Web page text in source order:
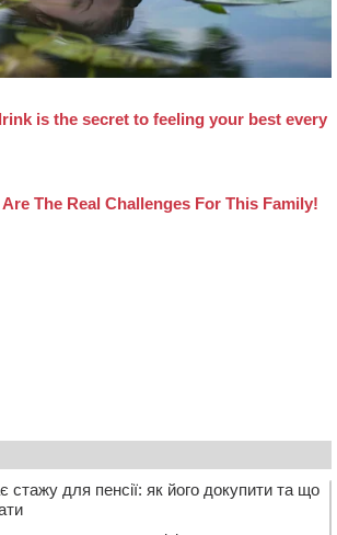
стажу для пенсії: як його докупити та що